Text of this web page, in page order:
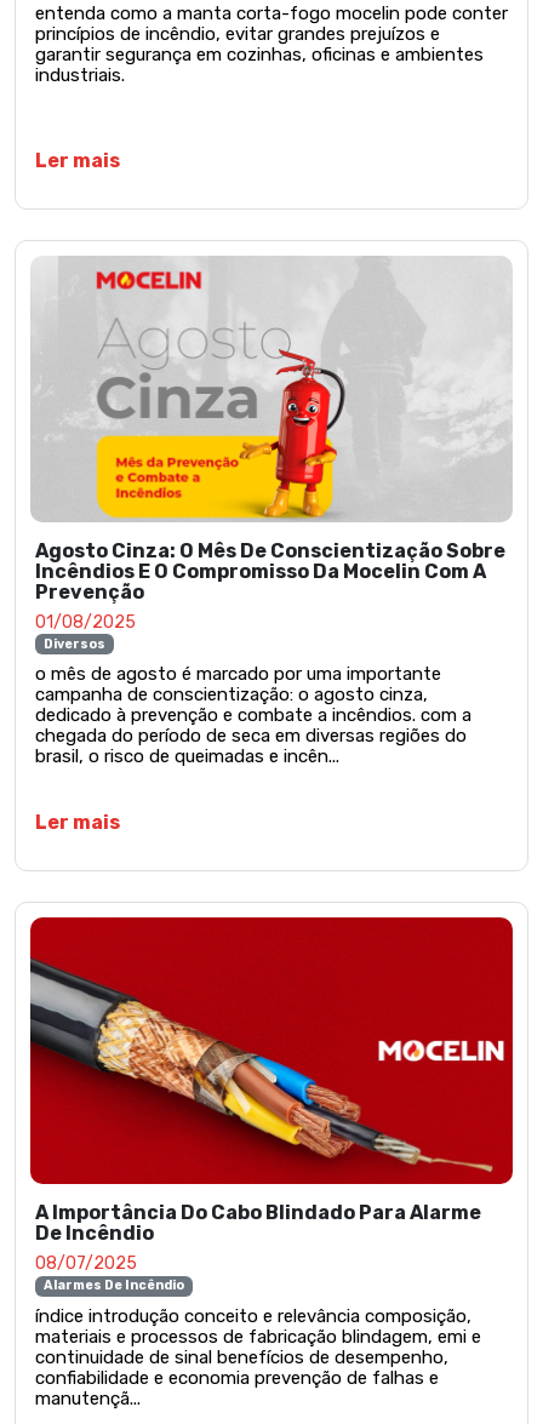
entenda como a manta corta-fogo mocelin pode conter
princípios de incêndio, evitar grandes prejuízos e
garantir segurança em cozinhas, oficinas e ambientes
industriais.
Ler mais
Agosto Cinza: O Mês De Conscientização Sobre
Incêndios E O Compromisso Da Mocelin Com A
Prevenção
01/08/2025
Diversos
o mês de agosto é marcado por uma importante
campanha de conscientização: o agosto cinza,
dedicado à prevenção e combate a incêndios. com a
chegada do período de seca em diversas regiões do
brasil, o risco de queimadas e incên...
Ler mais
A Importância Do Cabo Blindado Para Alarme
De Incêndio
08/07/2025
Alarmes De Incêndio
índice introdução conceito e relevância composição,
materiais e processos de fabricação blindagem, emi e
continuidade de sinal benefícios de desempenho,
confiabilidade e economia prevenção de falhas e
manutençã...